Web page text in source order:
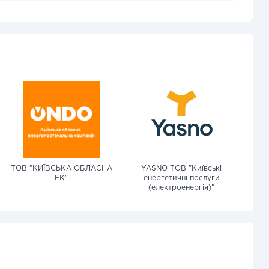
ТОВ "КИЇВСЬКА ОБЛАСНА
ЕК"
YASNO ТОВ "Київські
енергетичні послуги
(електроенергія)"